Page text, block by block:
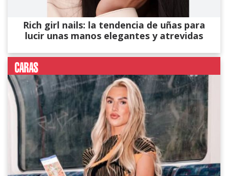
Rich girl nails: la tendencia de uñas para
lucir unas manos elegantes y atrevidas